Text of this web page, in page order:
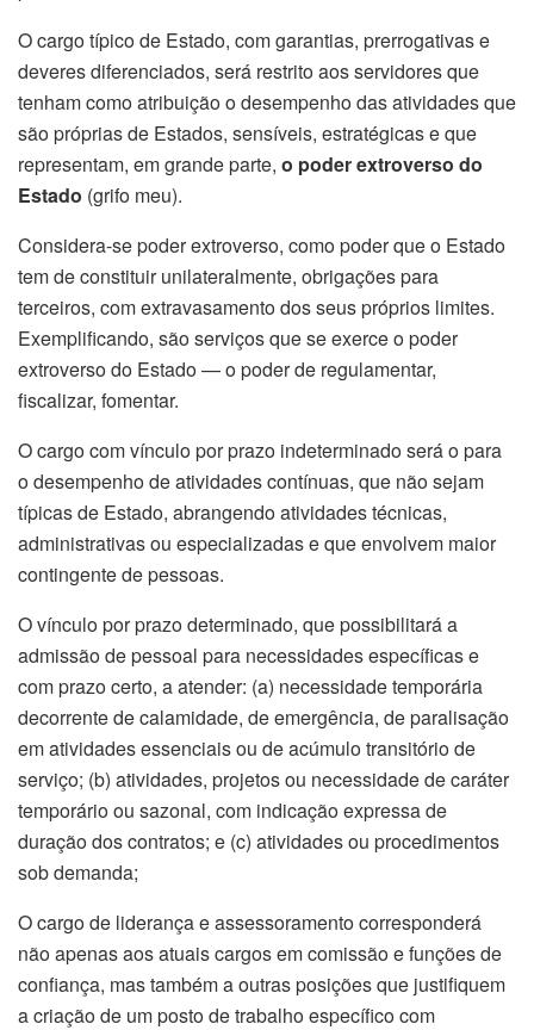
O cargo típico de Estado, com garantias, prerrogativas e
deveres diferenciados, será restrito aos servidores que
tenham como atribuição o desempenho das atividades que
são próprias de Estados, sensíveis, estratégicas e que
representam, em grande parte, o poder extroverso do
Estado (grifo meu).
Considera-se poder extroverso, como poder que o Estado
tem de constituir unilateralmente, obrigações para
terceiros, com extravasamento dos seus próprios limites.
Exemplificando, são serviços que se exerce o poder
extroverso do Estado — o poder de regulamentar,
fiscalizar, fomentar.
O cargo com vínculo por prazo indeterminado será o para
o desempenho de atividades contínuas, que não sejam
típicas de Estado, abrangendo atividades técnicas,
administrativas ou especializadas e que envolvem maior
contingente de pessoas.
O vínculo por prazo determinado, que possibilitará a
admissão de pessoal para necessidades específicas e
com prazo certo, a atender: (a) necessidade temporária
decorrente de calamidade, de emergência, de paralisação
em atividades essenciais ou de acúmulo transitório de
serviço; (b) atividades, projetos ou necessidade de caráter
temporário ou sazonal, com indicação expressa de
duração dos contratos; e (c) atividades ou procedimentos
sob demanda;
O cargo de liderança e assessoramento corresponderá
não apenas aos atuais cargos em comissão e funções de
confiança, mas também a outras posições que justifiquem
a criação de um posto de trabalho específico com